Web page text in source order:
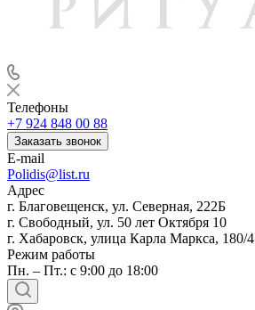
Телефоны
+7 924 848 00 88
Заказать звонок
E-mail
Polidis@list.ru
Адрес
г. Благовещенск, ул. Северная, 222Б
г. Свободный, ул. 50 лет Октября 10
г. Хабаровск, улица Карла Маркса, 180/4
Режим работы
Пн. – Пт.: с 9:00 до 18:00